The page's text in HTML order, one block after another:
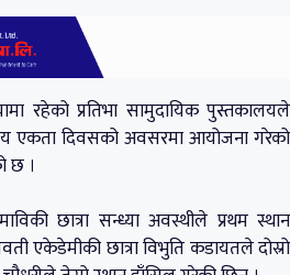
रहेको प्रतिभा सामुदायिक पुस्तकालयले
एकता दिवसको अवसरमा आयोजना गरेको
छ ।
माविकी छात्रा सन्ध्या अवस्थीले प्रथम स्थान
एकेडेमीकी छात्रा विभुति कडायतले दोस्रो